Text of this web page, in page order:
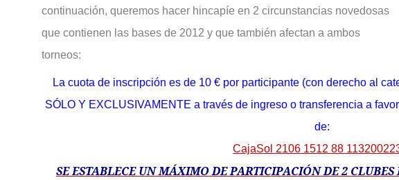
continuación, queremos hacer hincapíe en 2 circunstancias novedosas
que contienen las bases de 2012 y que también afectan a ambos
torneos:
La cuota de inscripción es de 10 € por participante (con derecho al
SÓLO Y EXCLUSIVAMENTE a través de ingreso o transferencia a
de:
CajaSol 2106 1512 88
SE ESTABLECE UN MÁXIMO DE PARTICIPACIÓN DE 2